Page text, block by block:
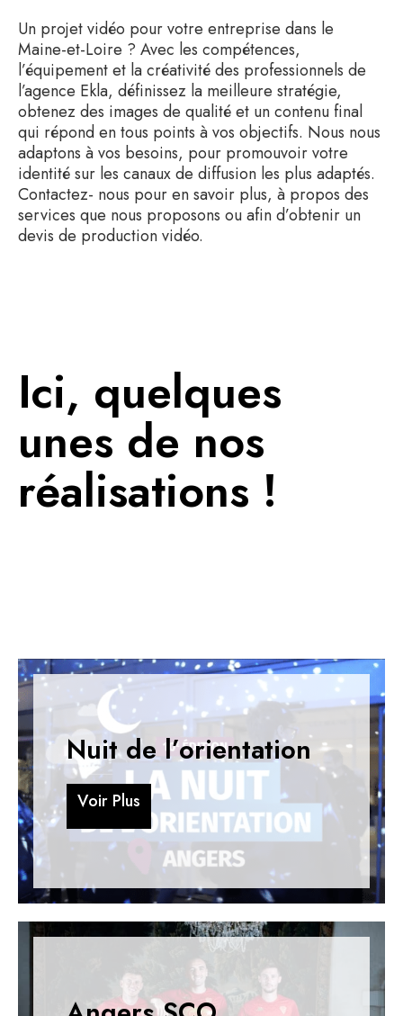
Un projet vidéo pour votre entreprise dans le
Maine-et-Loire ? Avec les compétences,
l’équipement et la créativité des professionnels de
l’agence Ekla, définissez la meilleure stratégie,
obtenez des images de qualité et un contenu final
qui répond en tous points à vos objectifs. Nous nous
adaptons à vos besoins, pour promouvoir votre
identité sur les canaux de diffusion les plus adaptés.
Contactez- nous pour en savoir plus, à propos des
services que nous proposons ou afin d’obtenir un
devis de production vidéo.
Ici, quelques
unes de nos
réalisations !
Nuit de l’orientation
Voir Plus
Voir Plus